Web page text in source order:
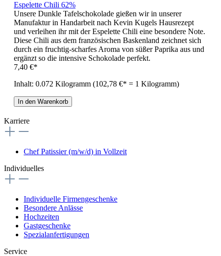
Espelette Chili 62%
Unsere Dunkle Tafelschokolade gießen wir in unserer
Manufaktur in Handarbeit nach Kevin Kugels Hausrezept
und verleihen ihr mit der Espelette Chili eine besondere Note.
Diese Chili aus dem französischen Baskenland zeichnet sich
durch ein fruchtig-scharfes Aroma von süßer Paprika aus und
ergänzt so die intensive Schokolade perfekt.
7,40 €*
Inhalt: 0.072 Kilogramm (102,78 €* = 1 Kilogramm)
In den Warenkorb
Karriere
Chef Patissier (m/w/d) in Vollzeit
Individuelles
Individuelle Firmengeschenke
Besondere Anlässe
Hochzeiten
Gastgeschenke
Spezialanfertigungen
Service